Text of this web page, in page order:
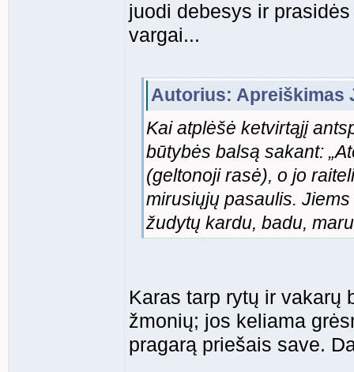
juodi debesys ir
vargai...
Autorius: Apreiškimas
Kai atplėšė ketvirtąjį
būtybės balsą sakant:
(geltonoji rasė), o jo
mirusiųjų pasaulis.
žudytų kardu, badu,
Karas tarp rytų ir vakarų
žmonių; jos keliama
pragarą priešais save.